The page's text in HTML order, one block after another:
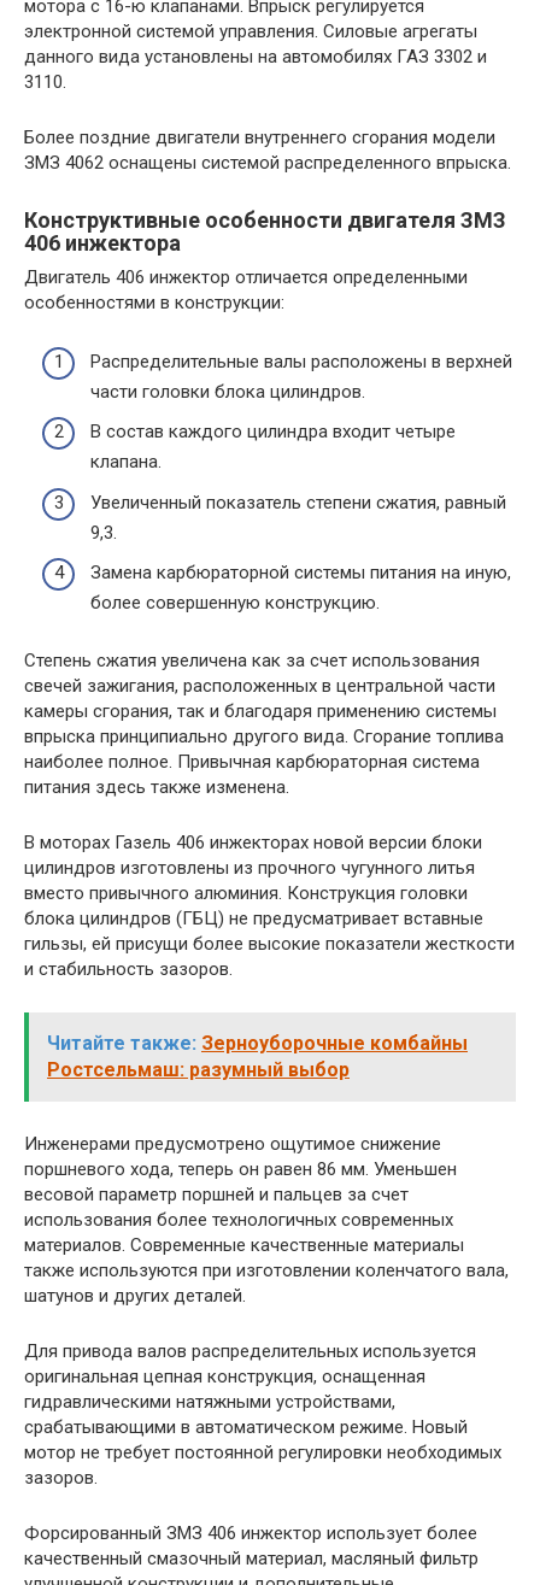
мотора с 16-ю клапанами. Впрыск регулируется
электронной системой управления. Силовые агрегаты
данного вида установлены на автомобилях ГАЗ 3302 и
3110.
Более поздние двигатели внутреннего сгорания модели
ЗМЗ 4062 оснащены системой распределенного впрыска.
Конструктивные особенности двигателя ЗМЗ
406 инжектора
Двигатель 406 инжектор отличается определенными
особенностями в конструкции:
Распределительные валы расположены в верхней
части головки блока цилиндров.
В состав каждого цилиндра входит четыре
клапана.
Увеличенный показатель степени сжатия, равный
9,3.
Замена карбюраторной системы питания на иную,
более совершенную конструкцию.
Степень сжатия увеличена как за счет использования
свечей зажигания, расположенных в центральной части
камеры сгорания, так и благодаря применению системы
впрыска принципиально другого вида. Сгорание топлива
наиболее полное. Привычная карбюраторная система
питания здесь также изменена.
В моторах Газель 406 инжекторах новой версии блоки
цилиндров изготовлены из прочного чугунного литья
вместо привычного алюминия. Конструкция головки
блока цилиндров (ГБЦ) не предусматривает вставные
гильзы, ей присущи более высокие показатели жесткости
и стабильность зазоров.
Читайте также: Зерноуборочные комбайны
Ростсельмаш: разумный выбор
Инженерами предусмотрено ощутимое снижение
поршневого хода, теперь он равен 86 мм. Уменьшен
весовой параметр поршней и пальцев за счет
использования более технологичных современных
материалов. Современные качественные материалы
также используются при изготовлении коленчатого вала,
шатунов и других деталей.
Для привода валов распределительных используется
оригинальная цепная конструкция, оснащенная
гидравлическими натяжными устройствами,
срабатывающими в автоматическом режиме. Новый
мотор не требует постоянной регулировки необходимых
зазоров.
Форсированный ЗМЗ 406 инжектор использует более
качественный смазочный материал, масляный фильтр